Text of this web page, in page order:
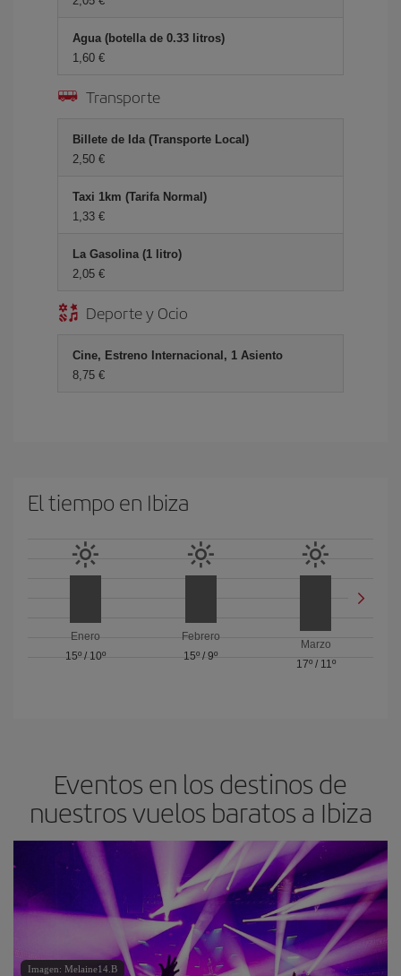
Agua (botella de 0.33 litros)
1,60 €
Transporte
Billete de Ida (Transporte Local)
2,50 €
Taxi 1km (Tarifa Normal)
1,33 €
La Gasolina (1 litro)
2,05 €
Deporte y Ocio
Cine, Estreno Internacional, 1 Asiento
8,75 €
El tiempo en Ibiza
Enero
15º/ 10º
Febrero
15º / 9º
Marzo
17º/ 11º
Eventos en los destinos de
nuestros vuelos baratos a Ibiza
Imagen: Melaine14.B